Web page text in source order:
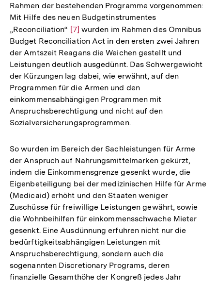
Rahmen der bestehenden Programme vorgenommen:
Mit Hilfe des neuen Budgetinstrumentes
„Reconciliation“ Zur
Auflösung
der
Fußnote
[7] wurden im Rahmen des Omnibus
Budget Reconciliation Act in den ersten zwei Jahren
der Amtszeit Reagans die Weichen gestellt und
Leistungen deutlich ausgedünnt. Das Schwergewicht
der Kürzungen lag dabei, wie erwähnt, auf den
Programmen für die Armen und den
einkommensabhängigen Programmen mit
Anspruchsberechtigung und nicht auf den
Sozialversicherungsprogrammen.
So wurden im Bereich der Sachleistungen für Arme
der Anspruch auf Nahrungsmittelmarken gekürzt,
indem die Einkommensgrenze gesenkt wurde, die
Eigenbeteiligung bei der medizinischen Hilfe für Arme
(Medicaid) erhöht und den Staaten weniger
Zuschüsse für freiwillige Leistungen gewährt, sowie
die Wohnbeihilfen für einkommensschwache Mieter
gesenkt. Eine Ausdünnung erfuhren nicht nur die
bedürftigkeitsabhängigen Leistungen mit
Anspruchsberechtigung, sondern auch die
sogenannten Discretionary Programs, deren
finanzielle Gesamthöhe der Kongreß jedes Jahr